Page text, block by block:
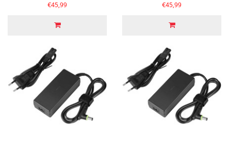
€45,99 €45,99